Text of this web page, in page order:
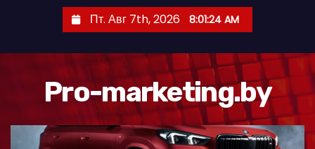
Пт. Авг 7th, 2026 8:01:24 AM
Pro-marketing.by